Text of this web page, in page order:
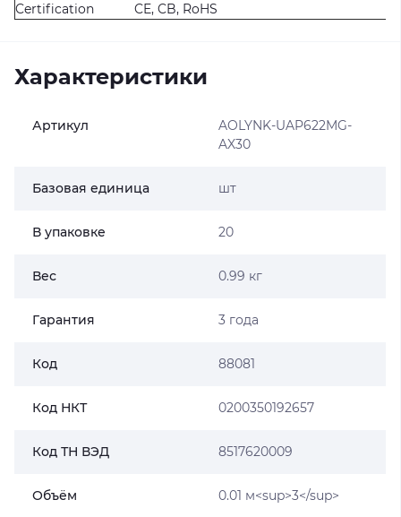
Certification
CE, CB, RoHS
Характеристики
Артикул
AOLYNK-UAP622MG-
AX30
Базовая единица шт
В упаковке 20
Вес 0.99 кг
Гарантия 3 года
Код 88081
Код НКТ 0200350192657
Код ТН ВЭД 8517620009
Объём 0.01 м<sup>3</sup>